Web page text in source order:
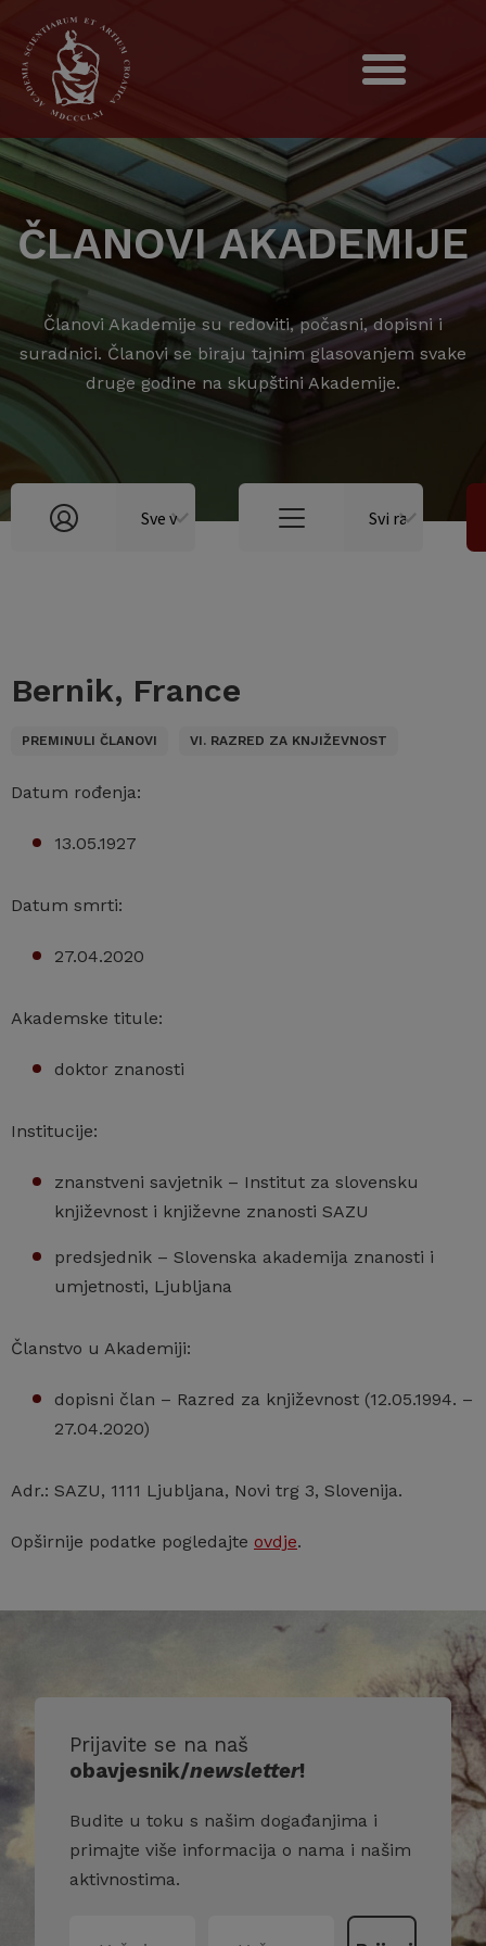
ČLANOVI AKADEMIJE
Članovi Akademije su redoviti, počasni, dopisni i
suradnici. Članovi se biraju tajnim glasovanjem svake
druge godine na skupštini Akademije.
Bernik, France
PREMINULI ČLANOVI VI. RAZRED ZA KNJIŽEVNOST
Datum rođenja:
13.05.1927
Datum smrti:
27.04.2020
Akademske titule:
doktor znanosti
Institucije:
znanstveni savjetnik – Institut za slovensku
književnost i književne znanosti SAZU
predsjednik – Slovenska akademija znanosti i
umjetnosti, Ljubljana
Članstvo u Akademiji:
dopisni član – Razred za književnost (12.05.1994. –
27.04.2020)
Adr.: SAZU, 1111 Ljubljana, Novi trg 3, Slovenija.
Opširnije podatke pogledajte ovdje.
Prijavite se na naš
obavjesnik/newsletter!
Budite u toku s našim događanjima i
primajte više informacija o nama i našim
aktivnostima.